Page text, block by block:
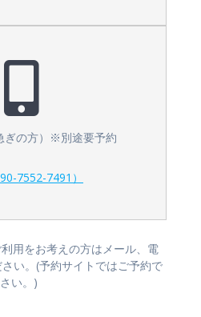
ぎの方）※別途要予約
7552-7491）
利用をお考えの方はメール、電
い。(予約サイトではご予約で
い。)